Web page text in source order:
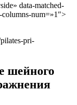
data-matched-
num=»1″>
pri-
шейного